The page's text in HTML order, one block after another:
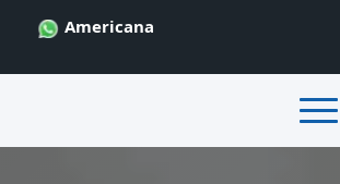
Americana